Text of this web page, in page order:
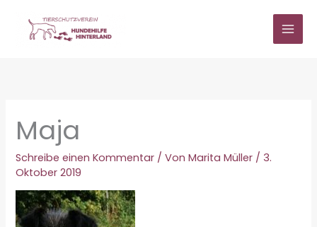
springen
Maja
Schreibe einen Kommentar / VonMarita Müller / 3.
Oktober 2019